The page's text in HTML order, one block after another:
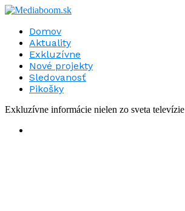
Domov
Aktuality
Exkluzívne
Nové projekty
Sledovanosť
Pikošky
Exkluzívne informácie nielen zo sveta televízie